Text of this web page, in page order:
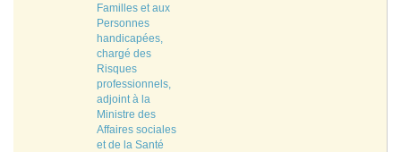
Familles et aux
Personnes
handicapées,
chargé des
Risques
professionnels,
adjoint à la
Ministre des
Affaires sociales
et de la Santé